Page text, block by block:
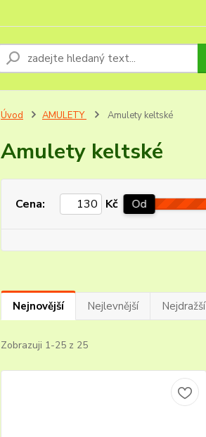
Úvod AMULETY Amulety keltské
Amulety keltské
Cena: Kč Od
Nejnovější Nejlevnější Nejdražší
Zobrazuji 1-25 z 25